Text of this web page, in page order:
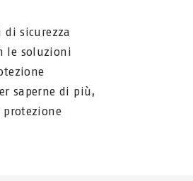
di sicurezza
le soluzioni
saperne di più,